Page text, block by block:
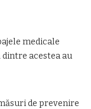
medicale
acestea au
de prevenire